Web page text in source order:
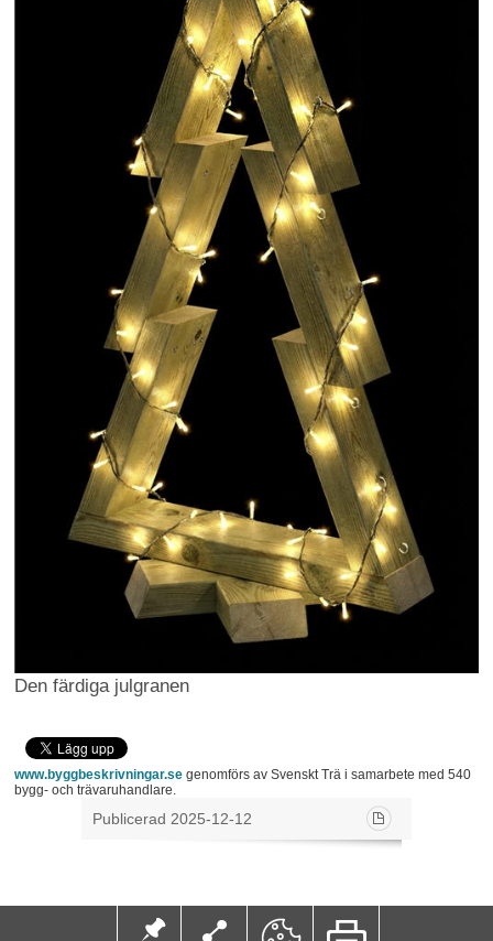
Den färdiga julgranen
www.byggbeskrivningar.segenomförs av Svenskt Trä i samarbete med 540
bygg- och trävaruhandlare.
Publicerad 2025-12-12